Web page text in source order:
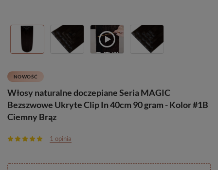
Włosy naturalne doczepiane Seria MAGIC
Bezszwowe Ukryte Clip In 40cm 90 gram - Kolor #1B
Ciemny Brąz
1 opinia
NOWOŚĆ